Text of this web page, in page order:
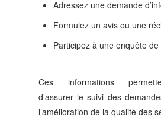
Adressez une demande
Formulez un avis ou une
Participez à une enquête
Ces informations
d’assurer le suivi des
l’amélioration de la qualité des